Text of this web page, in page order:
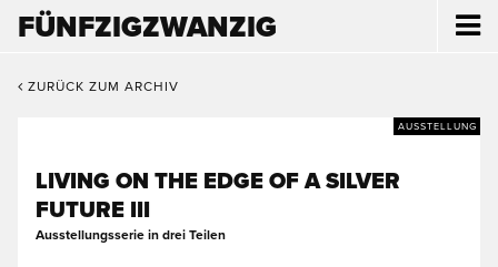
FÜNFZIGZWANZIG
ZURÜCK ZUM ARCHIV
AUSSTELLUNG
LIVING ON THE EDGE OF A SILVER
FUTURE III
Ausstellungsserie in drei Teilen